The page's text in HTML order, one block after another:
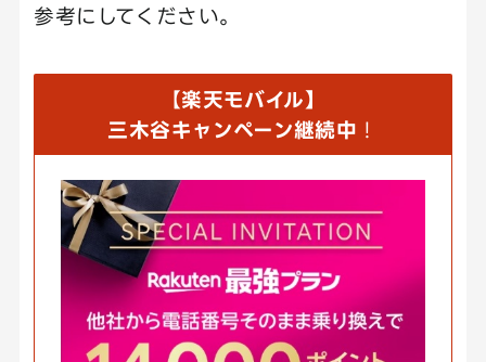
参考にしてください。
【楽天モバイル】
三木谷キャンペーン継続中 ！